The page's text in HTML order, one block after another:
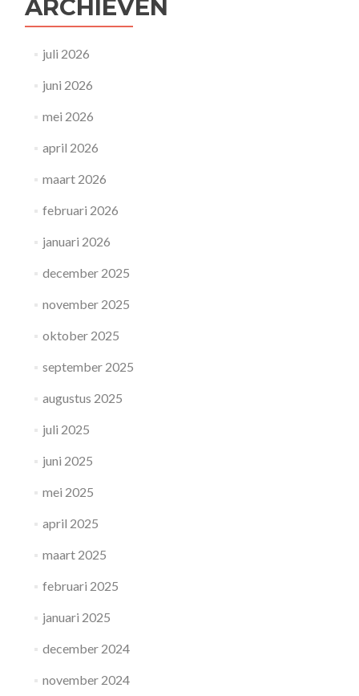
ARCHIEVEN
juli 2026
juni 2026
mei 2026
april 2026
maart 2026
februari 2026
januari 2026
december 2025
november 2025
oktober 2025
september 2025
augustus 2025
juli 2025
juni 2025
mei 2025
april 2025
maart 2025
februari 2025
januari 2025
december 2024
november 2024